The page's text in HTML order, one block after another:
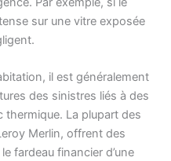
sur une vitre exposée
il est généralement
des sinistres liés à des
La plupart des
Merlin, offrent des
fardeau financier d’une